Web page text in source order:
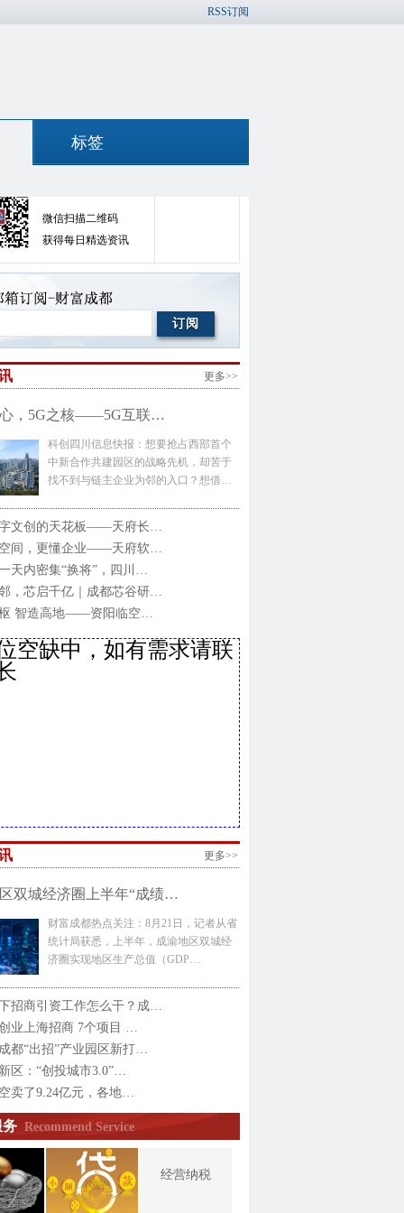
RSS订阅
标签
微信扫描二维码
获得每日精选资讯
更多>>
，5G之核——5G互联…
科创四川信息快报：想要抢占西部首个
中新合作共建园区的战略先机，却苦于
找不到与链主企业为邻的入口？想借…
文创的天花板——天府长…
间，更懂企业——天府软…
天内密集“换将”，四川…
，芯启千亿｜成都芯谷研…
智造高地——资阳临空…
空缺中，如有需求请联
更多>>
双城经济圈上半年“成绩…
财富成都热点关注：8月21日，记者从省
统计局获悉，上半年，成渝地区双城经
济圈实现地区生产总值（GDP…
招商引资工作怎么干？成…
业上海招商 7个项目 …
都“出招”产业园区新打…
区：“创投城市3.0”…
卖了9.24亿元，各地…
务 Recommend Service
经营纳税